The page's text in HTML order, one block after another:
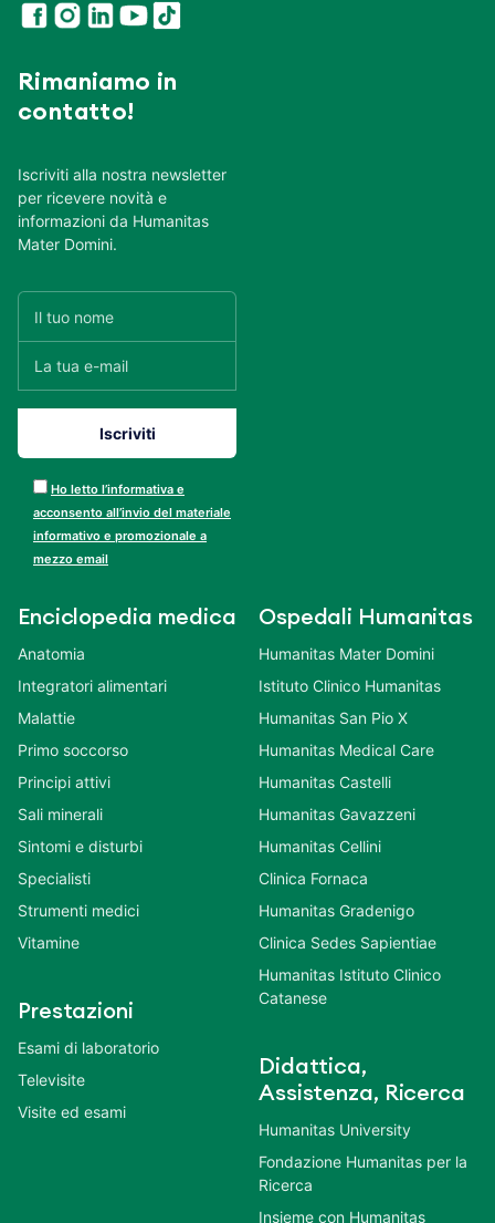
Rimaniamo in
contatto!
Iscriviti alla nostra newsletter
per ricevere novità e
informazioni da Humanitas
Mater Domini.
Ho letto l’informativa e
acconsento all’invio del materiale
informativo e promozionale a
mezzo email
Enciclopedia medica
Anatomia
Integratori alimentari
Malattie
Primo soccorso
Principi attivi
Sali minerali
Sintomi e disturbi
Specialisti
Strumenti medici
Vitamine
Prestazioni
Esami di laboratorio
Televisite
Visite ed esami
Ospedali Humanitas
Humanitas Mater Domini
Istituto Clinico Humanitas
Humanitas San Pio X
Humanitas Medical Care
Humanitas Castelli
Humanitas Gavazzeni
Humanitas Cellini
Clinica Fornaca
Humanitas Gradenigo
Clinica Sedes Sapientiae
Humanitas Istituto Clinico
Catanese
Didattica,
Assistenza, Ricerca
Humanitas University
Fondazione Humanitas per la
Ricerca
Insieme con Humanitas